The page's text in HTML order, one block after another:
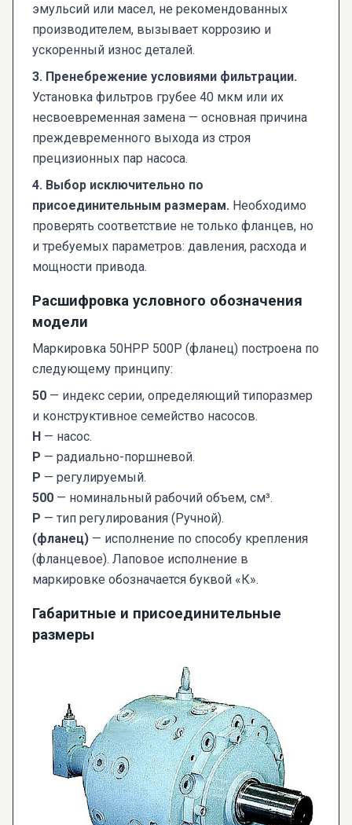
эмульсий или масел, не рекомендованных
производителем, вызывает коррозию и
ускоренный износ деталей.
3. Пренебрежение условиями фильтрации.
Установка фильтров грубее 40 мкм или их
несвоевременная замена — основная причина
преждевременного выхода из строя
прецизионных пар насоса.
4. Выбор исключительно по
присоединительным размерам. Необходимо
проверять соответствие не только фланцев, но
и требуемых параметров: давления, расхода и
мощности привода.
Расшифровка условного обозначения
модели
Маркировка 50НРР 500Р (фланец) построена по
следующему принципу:
50 — индекс серии, определяющий типоразмер
и конструктивное семейство насосов.
Н — насос.
Р — радиально-поршневой.
Р — регулируемый.
500 — номинальный рабочий объем, см³.
Р — тип регулирования (Ручной).
(фланец) — исполнение по способу крепления
(фланцевое). Лаповое исполнение в
маркировке обозначается буквой «К».
Габаритные и присоединительные
размеры